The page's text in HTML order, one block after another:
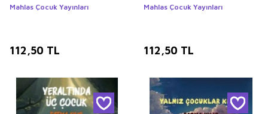
Mahlas Çocuk Yayınları
112,50 TL
Mahlas Çocuk Yayınları
112,50 TL